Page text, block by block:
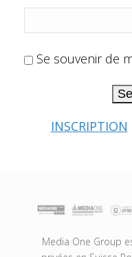
Se souvenir de
INSCRIPTION
Media One Group